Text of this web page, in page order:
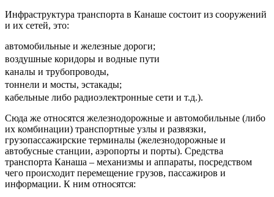
Инфраструктура транспорта в Канаше состоит из сооружений
и их сетей, это:
автомобильные и железные дороги;
воздушные коридоры и водные пути
каналы и трубопроводы,
тоннели и мосты, эстакады;
кабельные либо радиоэлектронные сети и т.д.).
Сюда же относятся железнодорожные и автомобильные (либо
их комбинации) транспортные узлы и развязки,
грузопассажирские терминалы (железнодорожные и
автобусные станции, аэропорты и порты). Средства
транспорта Канаша – механизмы и аппараты, посредством
чего происходит перемещение грузов, пассажиров и
информации. К ним относятся: